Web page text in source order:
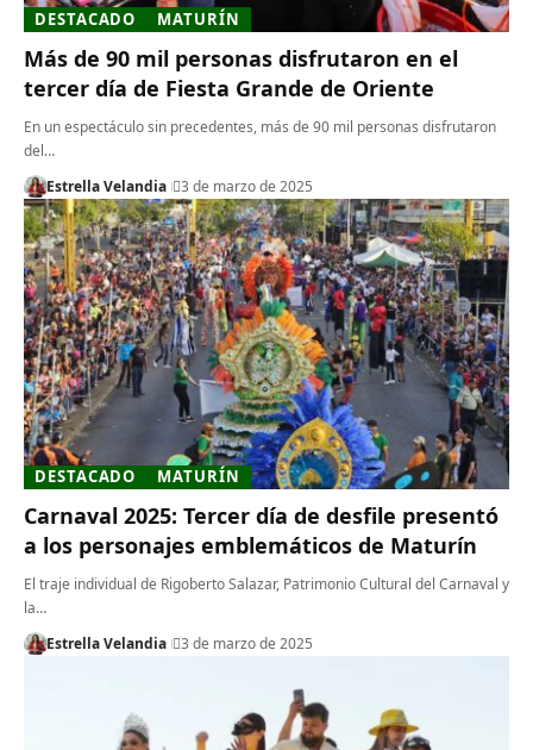
DESTACADO MATURÍN
Más de 90 mil personas disfrutaron en el
tercer día de Fiesta Grande de Oriente
En un espectáculo sin precedentes, más de 90 mil personas disfrutaron
del…
Estrella Velandia
3 de marzo de 2025
DESTACADO MATURÍN
Carnaval 2025: Tercer día de desfile presentó
a los personajes emblemáticos de Maturín
El traje individual de Rigoberto Salazar, Patrimonio Cultural del Carnaval y
la…
Estrella Velandia
3 de marzo de 2025